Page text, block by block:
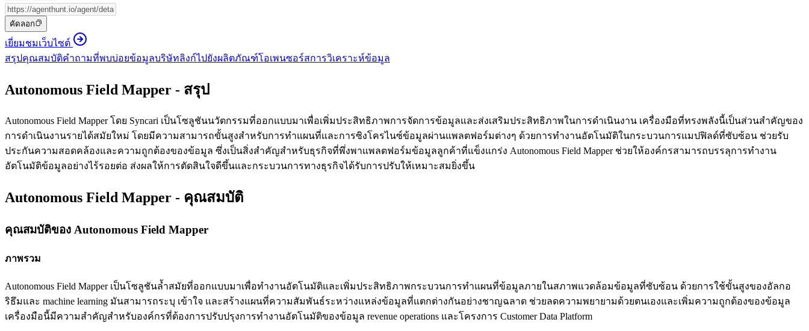
คัดลอก
เยี่ยมชมเว็บไซต์
สรุปคุณสมบัติคำถามที่พบบ่อยข้อมูลบริษัทลิงก์ไปยังผลิตภัณฑ์โอเพนซอร์สการวิเคราะห์ข้อมูล
Autonomous Field Mapper - สรุป
Autonomous Field Mapper โดย Syncari เป็นโซลูชันนวัตกรรมที่ออกแบบมาเพื่อเพิ่มประสิทธิภาพการจัดการข้อมูลและส่งเสริมประสิทธิภาพในการดำเนินงาน เครื่องมือที่ทรงพลังนี้เป็นส่วนสำคัญของ
การดำเนินงานรายได้สมัยใหม่ โดยมีความสามารถขั้นสูงสำหรับการทำแผนที่และการซิงโครไนซ์ข้อมูลผ่านแพลตฟอร์มต่างๆ ด้วยการทำงานอัตโนมัติในกระบวนการแมปฟิลด์ที่ซับซ้อน ช่วยรับ
ประกันความสอดคล้องและความถูกต้องของข้อมูล ซึ่งเป็นสิ่งสำคัญสำหรับธุรกิจที่พึ่งพาแพลตฟอร์มข้อมูลลูกค้าที่แข็งแกร่ง Autonomous Field Mapper ช่วยให้องค์กรสามารถบรรลุการทำงาน
อัตโนมัติข้อมูลอย่างไร้รอยต่อ ส่งผลให้การตัดสินใจดีขึ้นและกระบวนการทางธุรกิจได้รับการปรับให้เหมาะสมยิ่งขึ้น
Autonomous Field Mapper - คุณสมบัติ
คุณสมบัติของ Autonomous Field Mapper
ภาพรวม
Autonomous Field Mapper เป็นโซลูชันล้ำสมัยที่ออกแบบมาเพื่อทำงานอัตโนมัติและเพิ่มประสิทธิภาพกระบวนการทำแผนที่ข้อมูลภายในสภาพแวดล้อมข้อมูลที่ซับซ้อน ด้วยการใช้ขั้นสูงของอัลกอ
ริธึมและ machine learning มันสามารถระบุ เข้าใจ และสร้างแผนที่ความสัมพันธ์ระหว่างแหล่งข้อมูลที่แตกต่างกันอย่างชาญฉลาด ช่วยลดความพยายามด้วยตนเองและเพิ่มความถูกต้องของข้อมูล
เครื่องมือนี้มีความสำคัญสำหรับองค์กรที่ต้องการปรับปรุงการทำงานอัตโนมัติของข้อมูล revenue operations และโครงการ Customer Data Platform